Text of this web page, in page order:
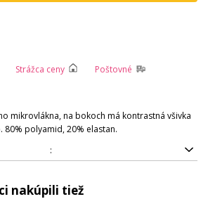
Strážca ceny
Poštovné
mikrovlákna, na bokoch má kontrastná všivka
80% polyamid, 20% elastan.
:
nakúpili tiež